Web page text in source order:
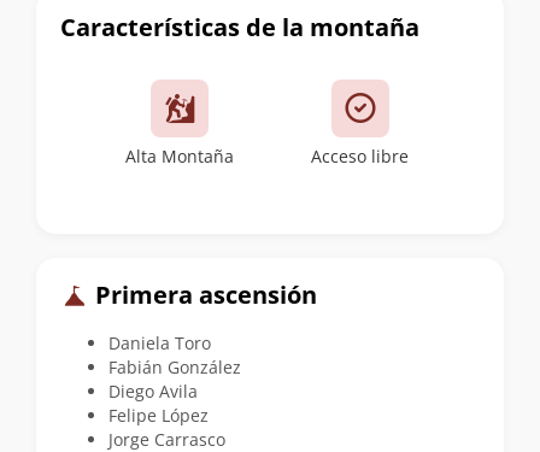
Características de la montaña
Alta Montaña Acceso libre
Primera ascensión
Daniela Toro
Fabián González
Diego Avila
Felipe López
Jorge Carrasco